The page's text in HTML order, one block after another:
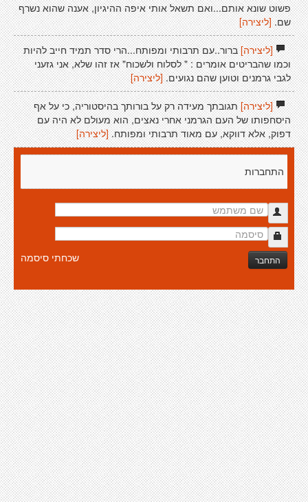
פשוט שונא אותם...ואם תשאל אותי איפה ההיגיון, אענה שהוא נשרף
שם.[ליצירה]
[ליצירה]ברור..עם תרבותי ומפותח...הרי סדר תמיד חייב להיות
וכמו שהבריטים אומרים : " לסלוח ולשכוח" אז זהו שלא, אני גזעני
לגבי גרמנים וטוען שהם נגועים.[ליצירה]
[ליצירה]תגובתך מעידה רק על בורותך בהיסטוריה, כי על אף
היסחפותו של העם הגרמני אחרי נאצים, הוא מעולם לא היה עם
דפוק, אלא דווקא, עם מאוד תרבותי ומפותח. [ליצירה]
התחברות
התחבר שכחתי סיסמה